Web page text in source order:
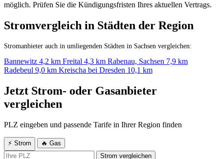
möglich. Prüfen Sie die Kündigungsfristen Ihres aktuellen Vertrags.
Stromvergleich in Städten der Region
Stromanbieter auch in umliegenden Städten in Sachsen vergleichen:
Bannewitz 4,2 km Freital 4,3 km Rabenau, Sachsen 7,9 km
Radebeul 9,0 km Kreischa bei Dresden 10,1 km
Jetzt Strom- oder Gasanbieter
vergleichen
PLZ eingeben und passende Tarife in Ihrer Region finden
⚡ Strom
🔥 Gas
Strom vergleichen